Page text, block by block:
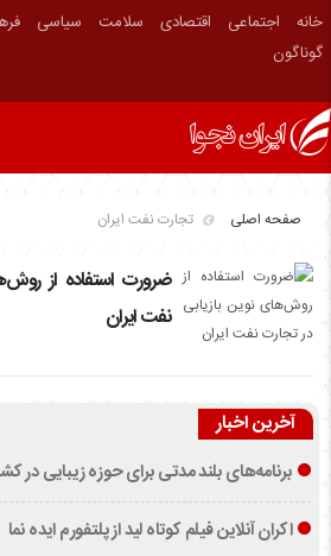
خانه اجتماعی اقتصادی سلامت سیاسی
گوناگون
صفحه اصلی تجارت نفت ایران
ضرورت استفاده از
نفت ایران
آخرین اخبار
برنامه‌های بلند مدتی برای حوزه زیبایی در
اکران آنلاین فیلم کوتاه لید از پلتفورم ایده نما